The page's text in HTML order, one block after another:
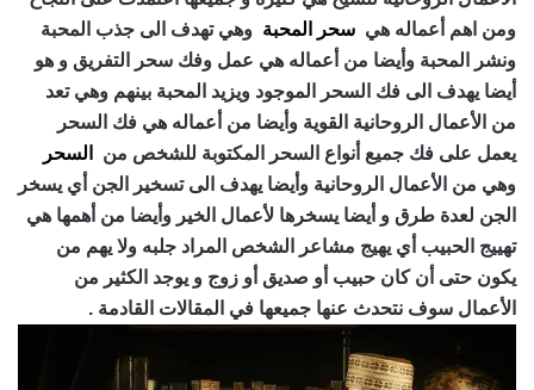
ومن اهم أعماله هي سحر المحبة وهي تهدف الى جذب المحبة
ونشر المحبة وأيضا من أعماله هي عمل وفك سحر التفريق و هو
أيضا يهدف الى فك السحر الموجود ويزيد المحبة بينهم وهي تعد
من الأعمال الروحانية القوية وأيضا من أعماله هي فك السحر
يعمل على فك جميع أنواع السحر المكتوبة للشخص من
السحر
وهي من الأعمال الروحانية وأيضا يهدف الى تسخير الجن أي يسخر
الجن لعدة طرق و أيضا يسخرها لأعمال الخير وأيضا من أهمها هي
تهييج الحبيب أي يهيج مشاعر الشخص المراد جلبه ولا يهم من
يكون حتى أن كان حبيب أو صديق أو زوج و يوجد الكثير من
الأعمال سوف نتحدث عنها جميعها في المقالات القادمة .